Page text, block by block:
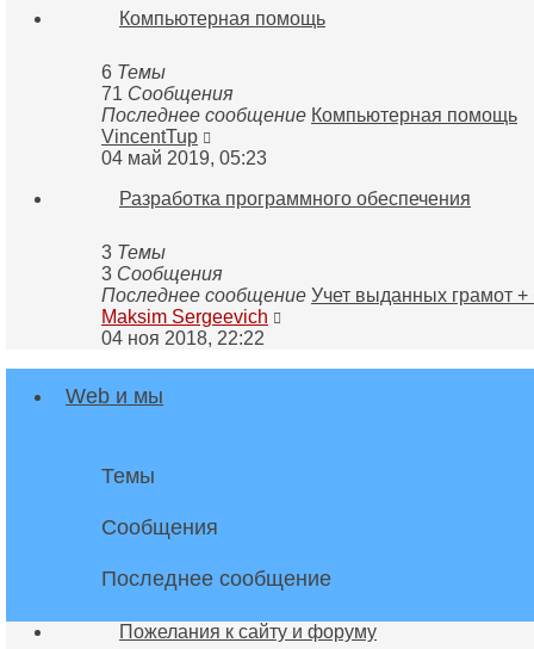
сообщению
Компьютерная помощь
6 Темы
71 Сообщения
Последнее сообщение Компьютерная помощь
VincentTup
к
сообщению
04 май 2019, 05:23
Разработка программного обеспечения
3 Темы
3 Сообщения
Последнее сообщение Учет выданных грамот +
Maksim Sergeevich
04 ноя 2018, 22:22
Web и мы
Темы
Сообщения
Последнее сообщение
Пожелания к сайту и форуму